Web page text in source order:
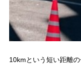
10kmという短い距離